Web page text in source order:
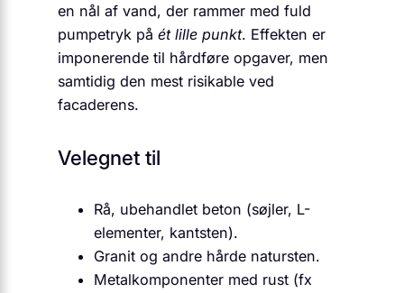
en nål af vand, der rammer med fuld
pumpetryk på ét lille punkt. Effekten er
imponerende til hårdføre opgaver, men
samtidig den mest risikable ved
facaderens.
Velegnet til
Rå, ubehandlet beton (søjler, L-
elementer, kantsten).
Granit og andre hårde natursten.
Metalkomponenter med rust (fx